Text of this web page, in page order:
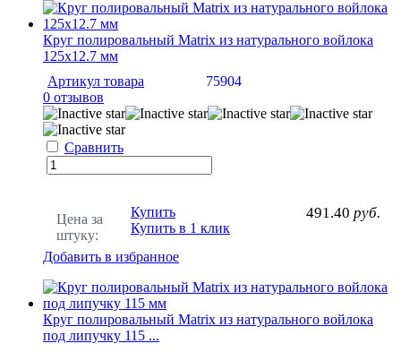
Круг полировальный Matrix из натурального войлока
125х12.7 мм
Артикул товара
75904
0 отзывов
Сравнить
Цена за
штуку:
491.40 руб.
Купить
Купить в 1 клик
Добавить в избранное
Круг полировальный Matrix из натурального войлока
под липучку 115 ...